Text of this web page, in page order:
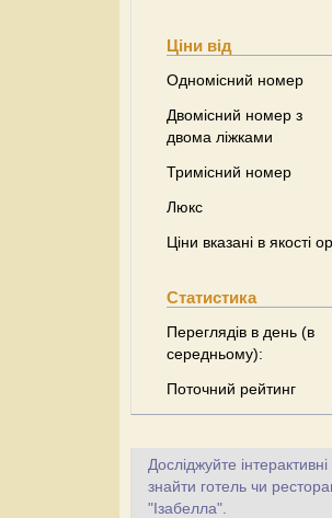
Ціни від
Одномісний номер
Двомісний номер з
двома ліжками
Тримісний номер
Люкс
Ціни вказані в якості
Статистика
Переглядів в день (в
середньому):
Поточний рейтинг
Досліджуйте
знайти готель чи
"Ізабелла".